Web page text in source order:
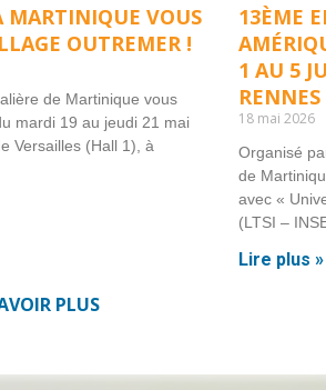
MARTINIQUE VOUS
OUTREMER !
de Martinique vous
mardi 19 au jeudi 21 mai
Versailles (Hall 1), à
13ÈME
1 AU 5
RENNES
18 mai 2026
Organisé
de
avec «
(LTSI –
Lire plus »
PLUS